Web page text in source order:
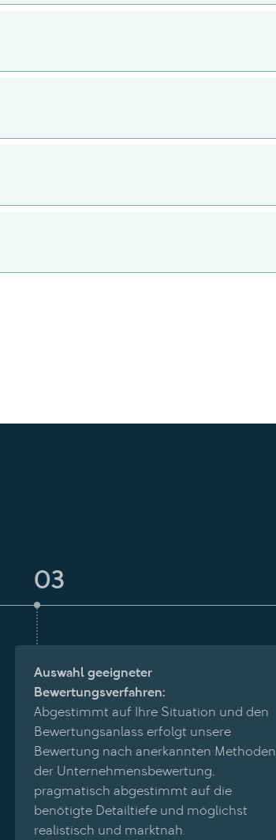
03
Auswahl geeigneter
Bewertungsverfahren:
Abgestimmt auf Ihre Situation und den
Bewertungsanlass erfolgt unsere
Bewertung nach anerkannten Methoden
der Unternehmensbewertung,
pragmatisch abgestimmt auf die
benötigte Detailtiefe und möglichst
realistisch und marktnah.